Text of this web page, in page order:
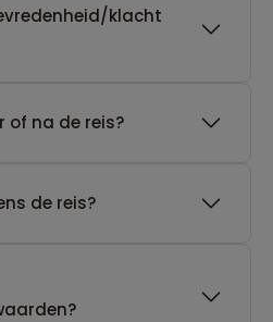
klacht
of na de reis?
de reis?